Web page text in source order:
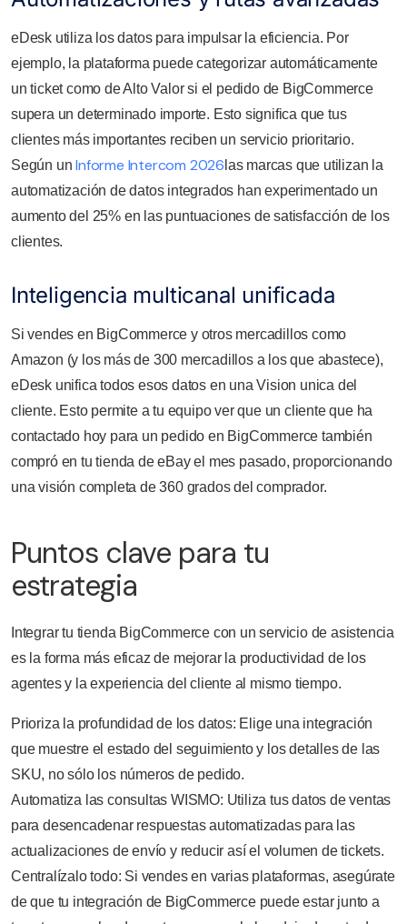
eDesk utiliza los datos para impulsar la eficiencia. Por
ejemplo, la plataforma puede categorizar automáticamente
un ticket como de Alto Valor si el pedido de BigCommerce
supera un determinado importe. Esto significa que tus
clientes más importantes reciben un servicio prioritario.
Según unInforme Intercom 2026 las marcas que utilizan la
automatización de datos integrados han experimentado un
aumento del 25% en las puntuaciones de satisfacción de los
clientes.
Inteligencia multicanal unificada
Si vendes en BigCommerce y otros mercadillos como
Amazon (y los más de 300 mercadillos a los que abastece),
eDesk unifica todos esos datos en una Vision unica del
cliente. Esto permite a tu equipo ver que un cliente que ha
contactado hoy para un pedido en BigCommerce también
compró en tu tienda de eBay el mes pasado, proporcionando
una visión completa de 360 grados del comprador.
Puntos clave para tu
estrategia
Integrar tu tienda BigCommerce con un servicio de asistencia
es la forma más eficaz de mejorar la productividad de los
agentes y la experiencia del cliente al mismo tiempo.
Prioriza la profundidad de los datos: Elige una integración
que muestre el estado del seguimiento y los detalles de las
SKU, no sólo los números de pedido.
Automatiza las consultas WISMO: Utiliza tus datos de ventas
para desencadenar respuestas automatizadas para las
actualizaciones de envío y reducir así el volumen de tickets.
Centralízalo todo: Si vendes en varias plataformas, asegúrate
de que tu integración de BigCommerce puede estar junto a